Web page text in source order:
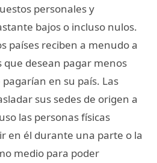
personales y
bajos o incluso nulos.
países reciben a menudo a
que desean pagar menos
en su país. Las
sus sedes de origen a
las personas físicas
en él durante una parte o la
medio para poder